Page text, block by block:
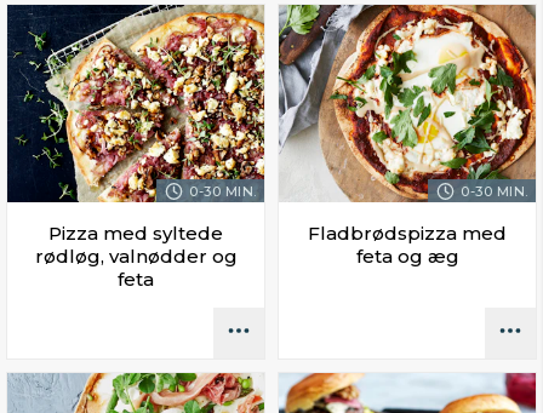
0-30 MIN.
Pizza med syltede
rødløg, valnødder og
feta
0-30 MIN.
Fladbrødspizza med
feta og æg